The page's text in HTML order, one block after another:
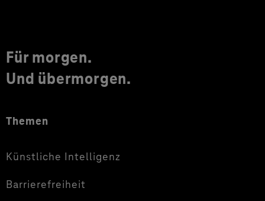
Für morgen.
Und übermorgen.
Themen
Künstliche Intelligenz
Barrierefreiheit